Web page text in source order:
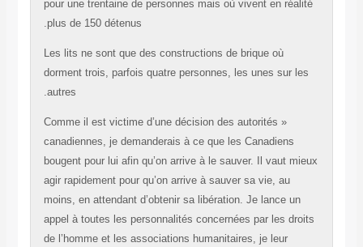
pour une trentaine de personnes mais où vivent
plus de 150 détenus.
Les lits ne sont que des constructions de brique où
dorment trois, parfois quatre personnes, les unes
« Comme il est victime d’une décision des autorités
canadiennes, je demanderais à ce que les
bougent pour lui afin qu’on arrive à le sauver. Il
agir rapidement pour qu’on arrive à sauver sa vie,
moins, en attendant d’obtenir sa libération. Je
appel à toutes les personnalités concernées par
de l’homme et les associations humanitaires, je